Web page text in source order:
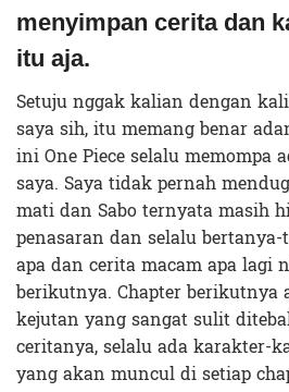
menyimpan cerita dan
itu aja.
Setuju nggak kalian dengan
saya sih, itu memang benar
ini One Piece selalu memompa
saya. Saya tidak pernah
mati dan Sabo ternyata masih
penasaran dan selalu
apa dan cerita macam apa lagi
berikutnya. Chapter berikutnya
kejutan yang sangat sulit
ceritanya, selalu ada karakter-
yang akan muncul di setiap